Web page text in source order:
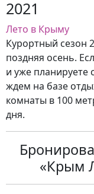
2021
Лето в Крыму
Курортный сезон
поздняя осень.
и уже планируете
ждем на базе
комнаты в 100
дня.
«Крым